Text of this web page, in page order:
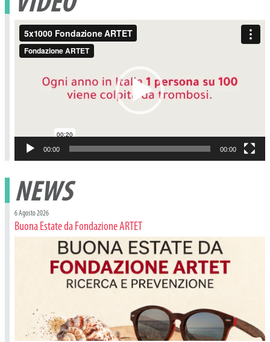
Video
Player
00:00 00:00
NEWS
6 Agosto 2026
Buona Estate da Fondazione ARTET